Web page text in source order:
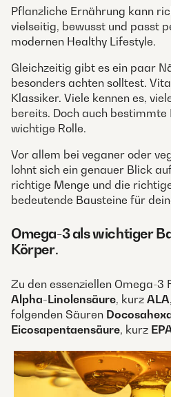
Pflanzliche Ernährung kann
vielseitig, bewusst und passt
modernen Healthy Lifestyle.
Gleichzeitig gibt es ein paar
besonders achten solltest.
Klassiker. Viele kennen es,
bereits. Doch auch bestimmte
wichtige Rolle.
Vor allem bei veganer oder
lohnt sich ein genauer Blick
richtige Menge und die
bedeutende Bausteine für
Omega-3 als wichtiger
Körper.
Zu den essenziellen Omega-3
Alpha-Linolensäure, kurz ALA
folgenden Säuren
Eicosapentaensäure, kurz